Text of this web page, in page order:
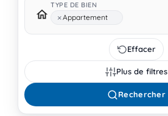
TYPE DE BIEN
×Appartement
Effacer
Plus de filtres
Rechercher